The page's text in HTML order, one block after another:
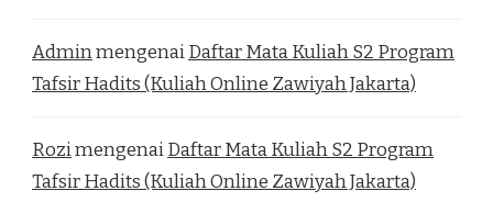
AdminmengenaiDaftar Mata Kuliah S2 Program
Tafsir Hadits (Kuliah Online Zawiyah Jakarta)
RozimengenaiDaftar Mata Kuliah S2 Program
Tafsir Hadits (Kuliah Online Zawiyah Jakarta)